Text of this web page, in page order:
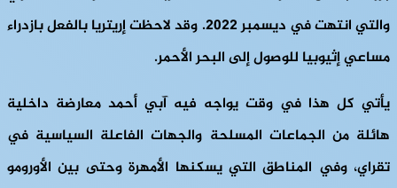
والتي انتهت في ديسمبر 2022. وقد لاحظت إريتريا بالفعل بازدراء
مساعي إثيوبيا للوصول إلى البحر الأحمر.
يأتي كل هذا في وقت يواجه فيه آبي أحمد معارضة داخلية
هائلة من الجماعات المسلحة والجهات الفاعلة السياسية في
تقراي، وفي المناطق التي يسكنها الأمهرة وحتى بين الأورومو